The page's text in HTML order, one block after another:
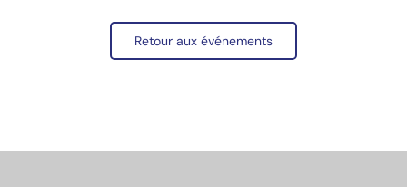
Retour aux événements